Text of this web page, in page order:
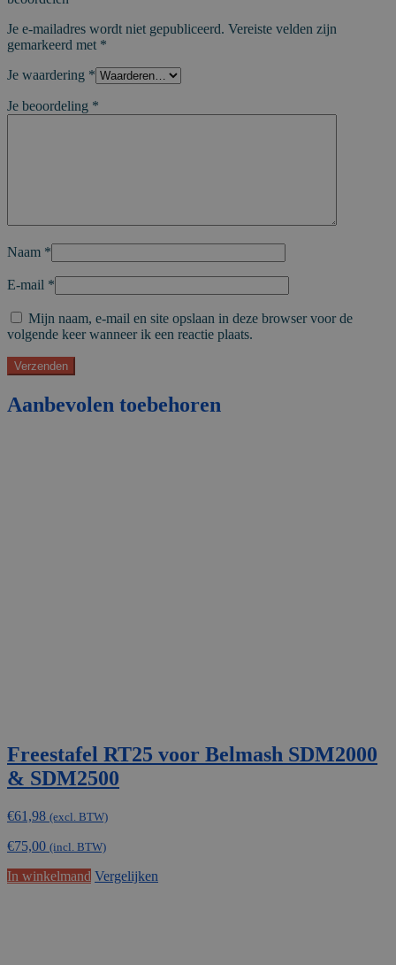
Je e-mailadres wordt niet gepubliceerd. Vereiste velden zijn
gemarkeerd met *
Je waardering *
Je beoordeling *
Naam *
E-mail *
Mijn naam, e-mail en site opslaan in deze browser voor de
volgende keer wanneer ik een reactie plaats.
Aanbevolen toebehoren
Freestafel RT25 voor Belmash SDM2000
& SDM2500
€61,98 (excl. BTW)
€75,00 (incl. BTW)
In winkelmand Vergelijken